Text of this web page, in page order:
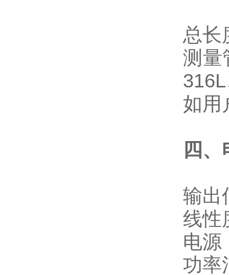
总长
测量
316L
如用
四
输出
线性
电源
功率